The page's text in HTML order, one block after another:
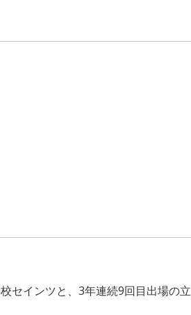
セインツと、3年連続9回目出場の立